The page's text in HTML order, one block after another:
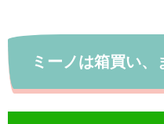
ミーノは箱買い